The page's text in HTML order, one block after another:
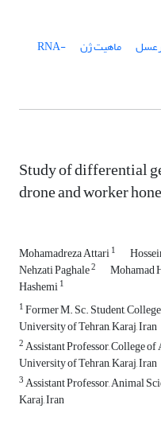
ماهیت ژن RNA-
Study of differential
drone and worker
Mohamadreza Attari1
Nehzati Paghale2 Mohamad
Hashemi1
1Former M. Sc. Student,
University of Tehran, Karaj, Iran
2Assistant Professor, College
University of Tehran, Karaj, Iran
3Assistant Professor, Animal
Karaj, Iran